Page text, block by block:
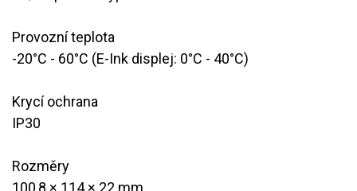
Provozní teplota
-20°C - 60°C (E-Ink displej: 0°C - 40°C)
Krycí ochrana
​IP30
Rozměry
​100,8 × 114 × 22 mm